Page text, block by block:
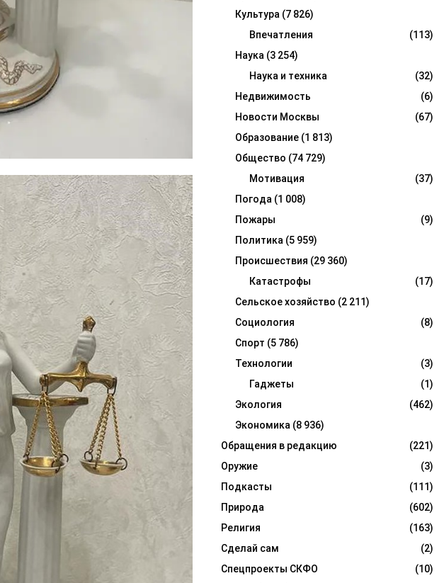
Культура (7 826)
Впечатления
(113)
Наука (3 254)
Наука и техника
(32)
Недвижимость
(6)
Новости Москвы
(67)
Образование (1 813)
Общество (74 729)
Мотивация
(37)
Погода (1 008)
Пожары
(9)
Политика (5 959)
Происшествия (29 360)
Катастрофы
(17)
Сельское хозяйство (2 211)
Социология
(8)
Спорт (5 786)
Технологии
(3)
Гаджеты
(1)
Экология
(462)
Экономика (8 936)
Обращения в редакцию
(221)
Оружие
(3)
Подкасты
(111)
Природа
(602)
Религия
(163)
Сделай сам
(2)
Спецпроекты СКФО
(10)